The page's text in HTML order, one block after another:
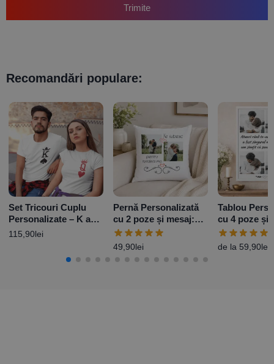
Trimite
Recomandări populare:
Set Tricouri Cuplu
Personalizate – K and
Q
115,90lei
Pernă Personalizată
cu 2 poze și mesaj:
„Te Iubesc”
49,90lei
Tablou
cu 4 poze și
de la 59,90lei